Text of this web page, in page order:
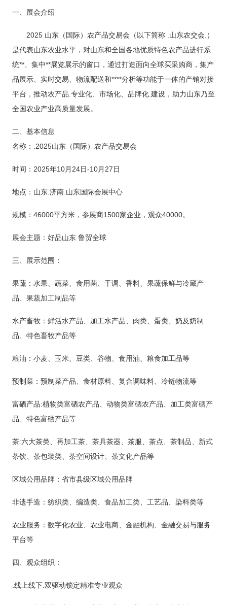
一、展会介绍
2025 山东（国际）农产品交易会（以下简称 .山东农交会.）
是代表山东农业水平，对山东和全国各地优质特色农产品进行系
统**、集中**展览展示的窗口，通过打造面向全球买采购商，集产
品展示、实时交易、物流配送和****分析等功能于一体的产销对接
平台，推动农产品.专业化、市场化、品牌化.建设，助力山东乃至
全国农业产业高质量发展。
二、基本信息
名称： .2025山东 （ 国际） 农产品交易会
时间： 2025年10月 24日-10月 27日
地点： 山东 .济南.山东国际会展中心
规模： 46000平方米，参展商1500家企业，观众40000。
展会主题： 好品山东 鲁贸全球
三、展示范围：
果蔬：水果、蔬菜、食用菌、干调、香料、果蔬保鲜与冷藏产
品、果蔬加工制品等
水产畜牧：鲜活水产品、加工水产品、肉类、蛋类、奶及奶制
品、特色畜牧产品等
粮油：小麦、玉米、豆类、谷物、食用油、粮食加工品等
预制菜：预制菜产品、食材原料、复合调味料、冷链物流等
富硒产品:植物类富硒农产品、动物类富硒农产品、加工类富硒产
品、特色富硒产品等
茶:六大茶类、再加工茶、茶具茶器、茶服、茶点、茶制品、新式
茶饮、茶包装类、茶空间设计、茶文化产品等
区域公用品牌：省市县级区域公用品牌
非遗手造：纺织类、编造类、食品加工类、工艺品、染料类等
农业服务：数字化农业、农业电商、金融机构、金融交易与服务
平台等
四、观众组织：
.线上线下.双驱动锁定精准专业观众